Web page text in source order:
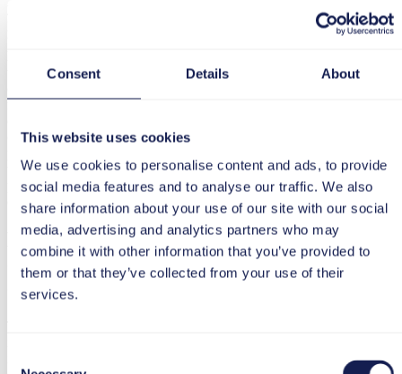
Consent Details About
This website uses cookies
We use cookies to personalise content and ads, to provide
social media features and to analyse our traffic. We also
share information about your use of our site with our social
media, advertising and analytics partners who may
combine it with other information that you’ve provided to
them or that they’ve collected from your use of their
services.
propietaria de la herramienta KTM en DTSE: "Nuestros usuarios
utilizan activamente KTM en su trabajo diario. Si mientras trabajan
utilizadas por DTSE, simplemente hacen clic en el icono magenta
muestra automáticamente información relevante al contexto en
conocimientos ya no se almacenan únicamente en la mente de las
tanto, están mejor protegidos frente a la pérdida por rotación de
personal. Además, los nuevos empleados pueden ser formados más
eficazmente en los procesos y sistemas internos.
El banco de conocimientos crece
constantemente gracias al personal
comprometido
introducción del concepto de apoyo al rendimiento en ocho líneas de